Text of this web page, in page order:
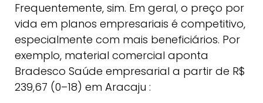
Frequentemente, sim. Em geral, o preço por
vida em planos empresariais é competitivo,
especialmente com mais beneficiários. Por
exemplo, material comercial aponta
Bradesco Saúde empresarial a partir de R$
239,67 (0–18) em Aracaju :